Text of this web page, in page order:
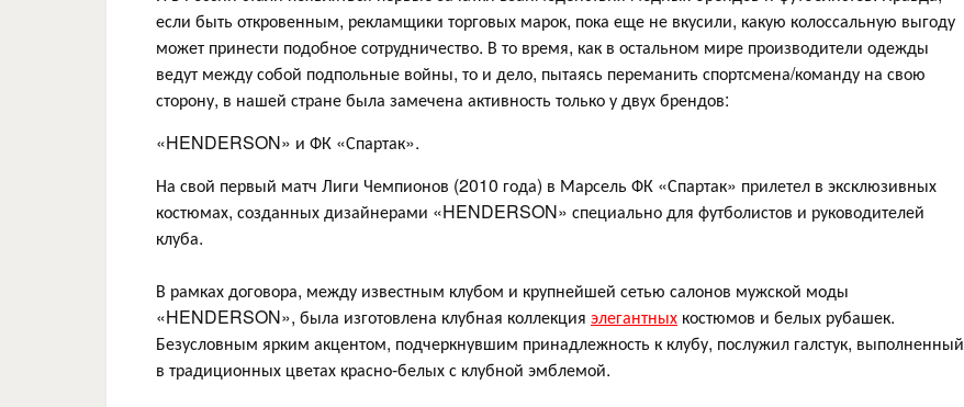
если быть откровенным, рекламщики торговых марок, пока еще не вкусили, какую колоссальную выгоду
может принести подобное сотрудничество. В то время, как в остальном мире производители одежды
ведут между собой подпольные войны, то и дело, пытаясь переманить спортсмена/команду на свою
сторону, в нашей стране была замечена активность только у двух брендов:
«HENDERSON» и ФК «Спартак».
На свой первый матч Лиги Чемпионов (2010 года) в Марсель ФК «Спартак» прилетел в эксклюзивных
костюмах, созданных дизайнерами «HENDERSON» специально для футболистов и руководителей
клуба.
В рамках договора, между известным клубом и крупнейшей сетью салонов мужской моды
«HENDERSON», была изготовлена клубная коллекция элегантных костюмов и белых рубашек.
Безусловным ярким акцентом, подчеркнувшим принадлежность к клубу, послужил галстук, выполненный
в традиционных цветах красно-белых с клубной эмблемой.